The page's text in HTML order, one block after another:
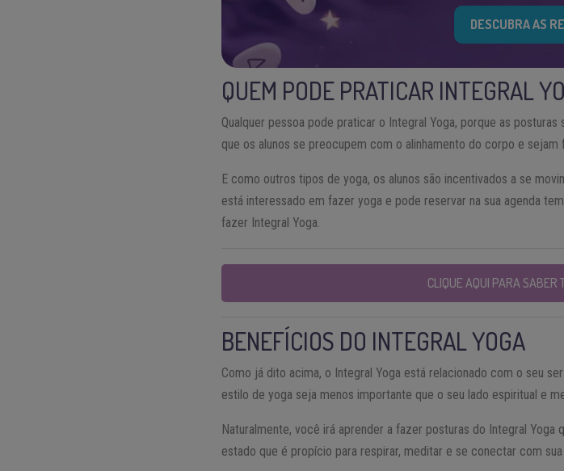
DESCUBRA AS
QUEM PODE PRATICAR INTEGRAL
Qualquer pessoa pode praticar o Integral Yoga, porque as
que os alunos se preocupem com o alinhamento do corpo e
E como outros tipos de yoga, os alunos são incentivados a se
está interessado em fazer yoga e pode reservar na sua agenda
fazer Integral Yoga.
CLIQUE AQUI PARA SABER
BENEFÍCIOS DO INTEGRAL YOGA
Como já dito acima, o Integral Yoga está relacionado com o seu
estilo de yoga seja menos importante que o seu lado espiritual e
Naturalmente, você irá aprender a fazer posturas do Integral
estado que é propício para respirar, meditar e se conectar com sua